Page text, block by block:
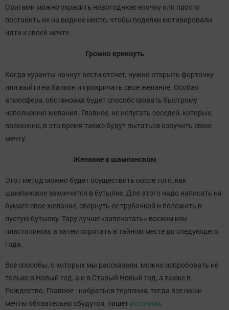
Оригами можно украсить новогоднюю елочку или просто
поставить их на видное место, чтобы поделки мотивировали
идти к своей мечте.
Громко крикнуть
Когда куранты начнут вести отсчет, нужно открыть форточку
или выйти на балкон и прокричать свое желание. Особая
атмосфера, обстановка будет способствовать быстрому
исполнению желания. Главное, не испугать соседей, которые,
возможно, в это время также будут пытаться озвучить свою
мечту.
Желание в шампанском
Этот метод можно будет осуществить после того, как
шампанское закончится в бутылке. Для этого надо написать на
бумаге свое желание, свернуть ее трубочкой и положить в
пустую бутылку. Тару лучше «запечатать» воском или
пластилином, а затем спрятать в тайном месте до следующего
года.
Все способы, о которых мы рассказали, можно испробовать не
только в Новый год, а и в Старый Новый год, а также в
Рождество. Главное - набраться терпения, тогда все наши
мечты обязательно сбудутся, пишет источник.